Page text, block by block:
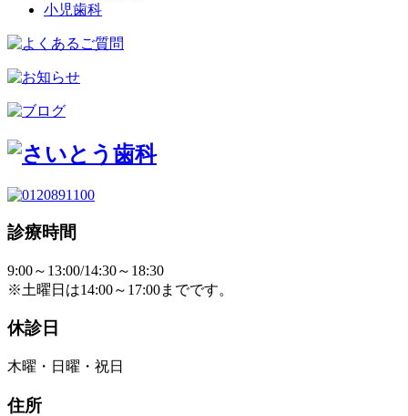
小児歯科
診療時間
9:00～13:00/14:30～18:30
※土曜日は14:00～17:00までです。
休診日
木曜・日曜・祝日
住所